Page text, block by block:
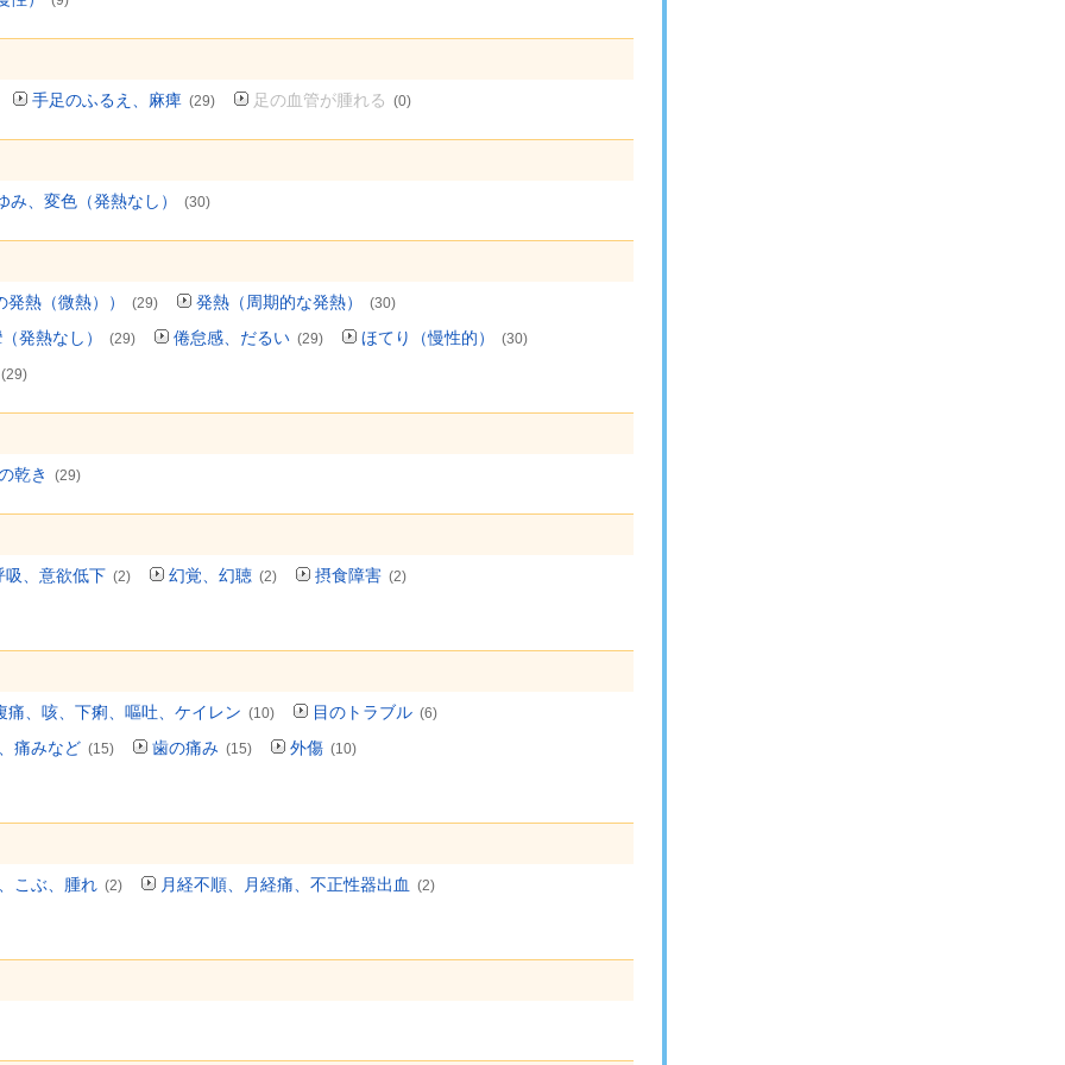
手足のふるえ、麻痺 (29) 足の血管が腫れる (0)
み、変色（発熱なし） (30)
熱（微熱）） (29) 発熱（周期的な発熱） (30)
発熱なし） (29) 倦怠感、だるい (29) ほてり（慢性的） (30)
(29)
乾き (29)
吸、意欲低下 (2) 幻覚、幻聴 (2) 摂食障害 (2)
痛、咳、下痢、嘔吐、ケイレン (10) 目のトラブル (6)
痛みなど (15) 歯の痛み (15) 外傷 (10)
こぶ、腫れ (2) 月経不順、月経痛、不正性器出血 (2)